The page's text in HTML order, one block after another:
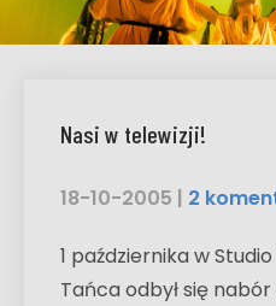
Nasi w telewizji!
18-10-2005 | 2
1 października w
Tańca odbył się